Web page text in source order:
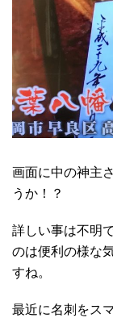
画面に中の神主
うか！？
詳しい事は不明
のは便利の様な
すね。
最近に名刺をス